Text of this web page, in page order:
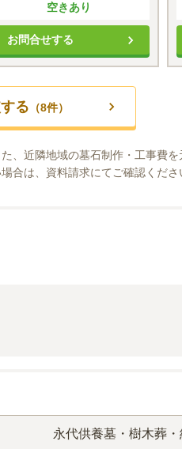
空きあり
お問合せする
る （8件）
、近隣地域の墓石制作・工事費
合は、資料請求にてご確認くださ
永代供養墓・樹木葬